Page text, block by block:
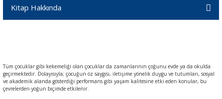
Kitap Hakkında
Tüm çocuklar gibi kekemeliği olan çocuklar da zamanlarının çoğunu evde ya da okulda
geçirmektedir. Dolayısıyla; çocuğun öz saygısı, iletişime yönelik duygu ve tutumları, sosyal
ve akademik alanda gösterdiği performans gibi yaşam kalitesine etki eden konular, bu
çevrelerden yoğun biçimde etkilenir.